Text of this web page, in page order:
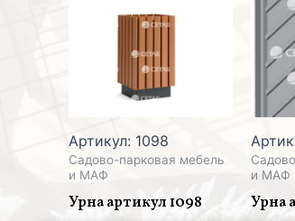
Артикул: 1098
Садово-парковая мебель
и МАФ
Урна артикул 1098
и МАФ
Урна